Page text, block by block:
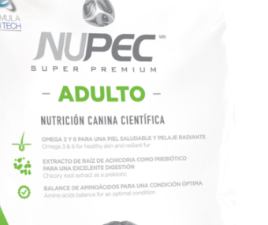
SIGN UP NOW / QUICK VIEW